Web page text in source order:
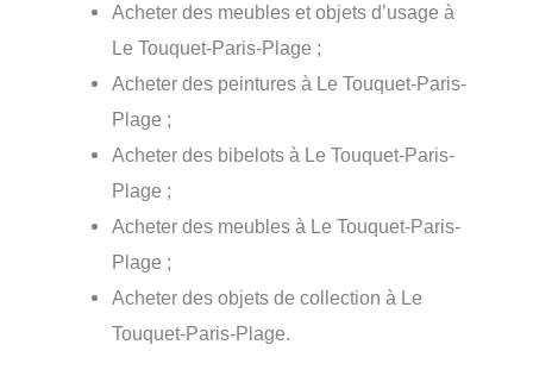
Acheter des meubles et objets d’usage à
Le Touquet-Paris-Plage ;
Acheter des peintures à Le Touquet-Paris-
Plage ;
Acheter des bibelots à Le Touquet-Paris-
Plage ;
Acheter des meubles à Le Touquet-Paris-
Plage ;
Acheter des objets de collection à Le
Touquet-Paris-Plage.